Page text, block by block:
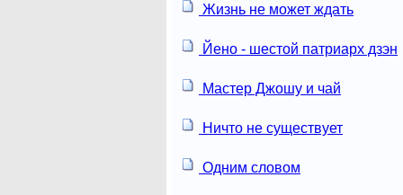
Жизнь не может ждать
Йено - шестой патриарх дзэн
Мастер Джошу и чай
Ничто не существует
Одним словом